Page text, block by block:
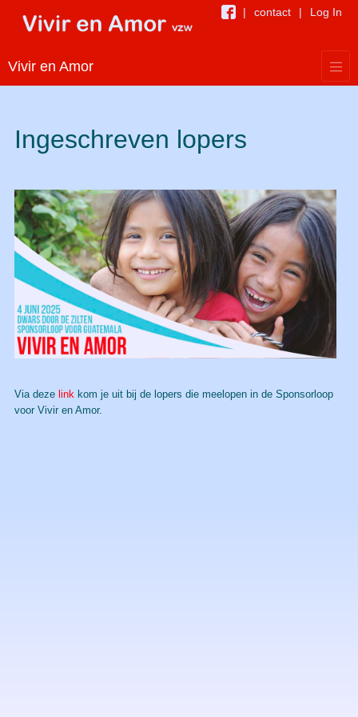
Log In
contact
Vivir en Amor
Ingeschreven lopers
Via deze linkkom je uit bij de lopers die meelopen in de Sponsorloop
voor Vivir en Amor.